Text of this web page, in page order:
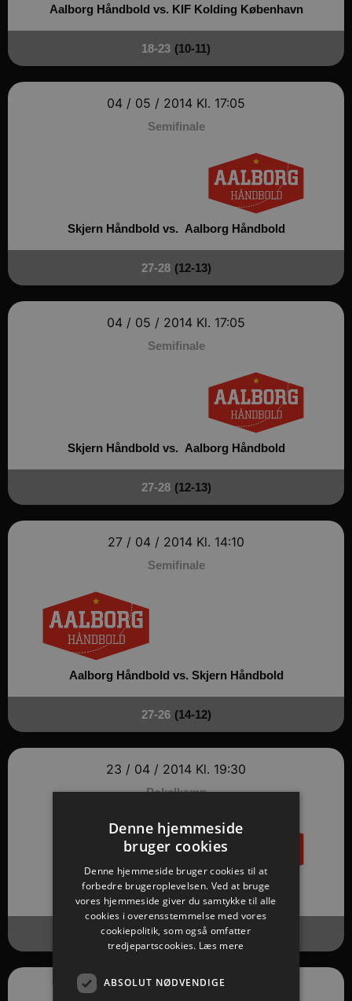
Aalborg Håndbold vs. KIF Kolding København
18-23 (10-11)
04 / 05 / 2014 Kl. 17:05
Semifinale
Skjern Håndbold vs. Aalborg Håndbold
27-28 (12-13)
04 / 05 / 2014 Kl. 17:05
Semifinale
Skjern Håndbold vs. Aalborg Håndbold
27-28 (12-13)
27 / 04 / 2014 Kl. 14:10
Semifinale
Aalborg Håndbold vs. Skjern Håndbold
27-26 (14-12)
23 / 04 / 2014 Kl. 19:30
Pokalkamp
Børkop HK vs. Aalborg Håndbold
19-31 (9-16)
21 / 04 / 2014Kl. 17:10
Denne hjemmeside
bruger cookies
Denne hjemmeside bruger cookies til at
forbedre brugeroplevelsen. Ved at bruge
vores hjemmeside giver du samtykke til alle
cookies i overensstemmelse med vores
cookiepolitik, som også omfatter
tredjepartscookies. Læs mere
ABSOLUT NØDVENDIGE